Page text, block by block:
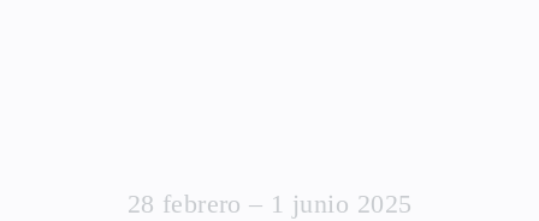
28 febrero – 1 junio 2025